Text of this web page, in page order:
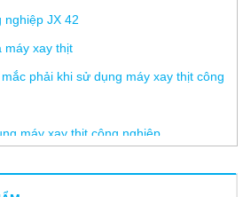
nghiệp JX 42
máy xay thịt
phải khi sử dụng máy xay thịt công
máy xay thịt công nghiệp
loại nào tốt – báo giá mới nhất